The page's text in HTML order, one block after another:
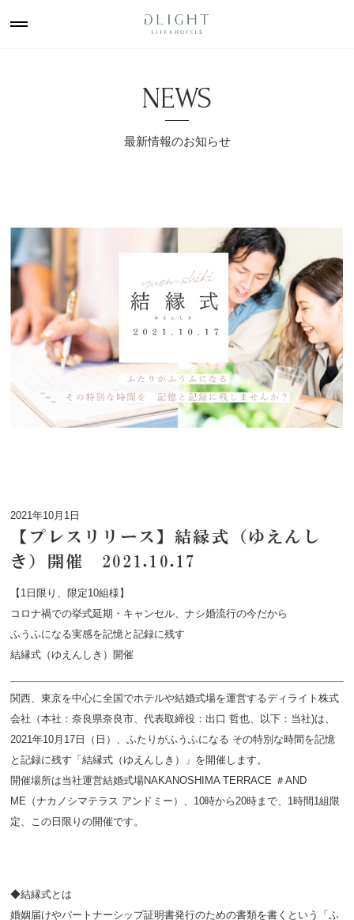
NEWS
最新情報のお知らせ
2021年10月1日
【プレスリリース】結縁式（ゆえんし
き）開催 2021.10.17
【1日限り、限定10組様】
コロナ禍での挙式延期・キャンセル、ナシ婚流行の今だから
ふうふになる実感を記憶と記録に残す
結縁式（ゆえんしき）開催
関西、東京を中心に全国でホテルや結婚式場を運営するディライト株式
会社（本社：奈良県奈良市、代表取締役：出口 哲也、以下：当社)は、
2021年10月17日（日）、ふたりがふうふになる その特別な時間を記憶
と記録に残す「結縁式（ゆえんしき）」を開催します。
開催場所は当社運営結婚式場NAKANOSHIMA TERRACE ＃AND
ME（ナカノシマテラス アンドミー）、10時から20時まで、1時間1組限
定、この日限りの開催です。
◆結縁式とは
婚姻届けやパートナーシップ証明書発行のための書類を書くという「ふ